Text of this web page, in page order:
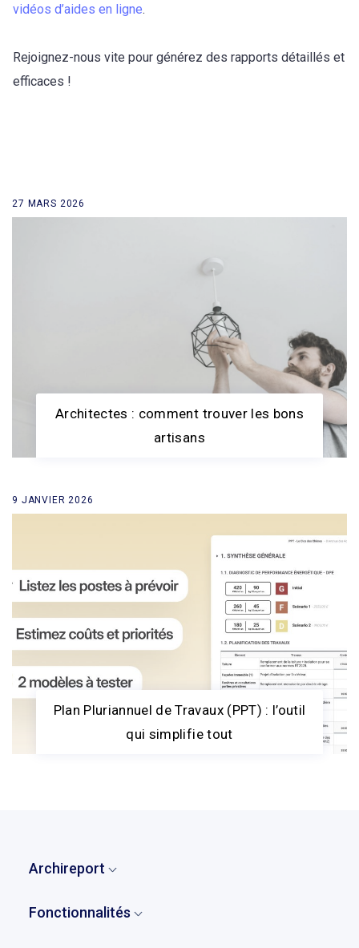
vidéos d’aides en ligne.
Rejoignez-nous vite pour générez des rapports détaillés et
efficaces !
retour à la liste des news
27 MARS 2026
Architectes : comment trouver les bons
artisans
9 JANVIER 2026
Plan Pluriannuel de Travaux (PPT) : l’outil
qui simplifie tout
Archireport
Fonctionnalités